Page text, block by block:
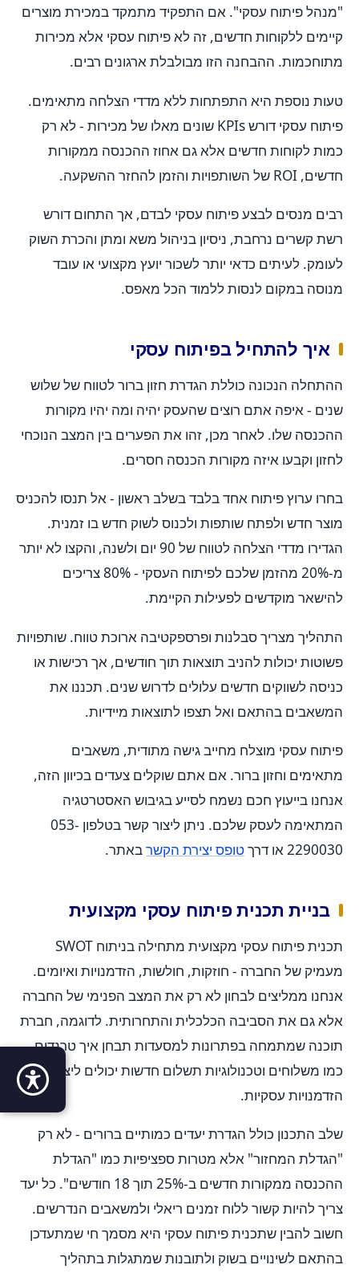
"מנהל פיתוח עסקי". אם התפקיד מתמקד במכירת מוצרים
קיימים ללקוחות חדשים, זה לא פיתוח עסקי אלא מכירות
מתוחכמות. ההבחנה הזו מבולבלת ארגונים רבים.
טעות נוספת היא התפתחות ללא מדדי הצלחה מתאימים.
פיתוח עסקי דורש KPIs שונים מאלו של מכירות - לא רק
כמות לקוחות חדשים אלא גם אחוז ההכנסה ממקורות
חדשים, ROI של השותפויות והזמן להחזר ההשקעה.
רבים מנסים לבצע פיתוח עסקי לבדם, אך התחום דורש
רשת קשרים נרחבת, ניסיון בניהול משא ומתן והכרת השוק
לעומק. לעיתים כדאי יותר לשכור יועץ מקצועי או עובד
מנוסה במקום לנסות ללמוד הכל מאפס.
איך להתחיל בפיתוח עסקי
ההתחלה הנכונה כוללת הגדרת חזון ברור לטווח של שלוש
שנים - איפה אתם רוצים שהעסק יהיה ומה יהיו מקורות
ההכנסה שלו. לאחר מכן, זהו את הפערים בין המצב הנוכחי
לחזון וקבעו איזה מקורות הכנסה חסרים.
בחרו ערוץ פיתוח אחד בלבד בשלב ראשון - אל תנסו להכניס
מוצר חדש ולפתח שותפות ולכנוס לשוק חדש בו זמנית.
הגדירו מדדי הצלחה לטווח של 90 יום ולשנה, והקצו לא יותר
מ-20% מהזמן שלכם לפיתוח העסקי - 80% צריכים
להישאר מוקדשים לפעילות הקיימת.
התהליך מצריך סבלנות ופרספקטיבה ארוכת טווח. שותפויות
פשוטות יכולות להניב תוצאות תוך חודשים, אך רכישות או
כניסה לשווקים חדשים עלולים לדרוש שנים. תכננו את
המשאבים בהתאם ואל תצפו לתוצאות מיידיות.
פיתוח עסקי מוצלח מחייב גישה מתודית, משאבים
מתאימים וחזון ברור. אם אתם שוקלים צעדים בכיוון הזה,
אנחנו בייעוץ חכם נשמח לסייע בגיבוש האסטרטגיה
המתאימה לעסק שלכם. ניתן ליצור קשר בטלפון 053-
2290030 או דרך
טופס יצירת הקשרבאתר.
בניית תכנית פיתוח עסקי מקצועית
תכנית פיתוח עסקי מקצועית מתחילה בניתוח SWOT
מעמיק של החברה - חוזקות, חולשות, הזדמנויות ואיומים.
אנחנו ממליצים לבחון לא רק את המצב הפנימי של החברה
אלא גם את הסביבה הכלכלית והתחרותית. לדוגמה, חברת
תוכנה שמתמחה בפתרונות למסעדות תבחן איך טרנדים
כמו משלוחים וטכנולוגיות תשלום חדשות יכולים ליצור
הזדמנויות עסקיות.
שלב התכנון כולל הגדרת יעדים כמותיים ברורים - לא רק
"הגדלת המחזור" אלא מטרות ספציפיות כמו "הגדלת
ההכנסה ממקורות חדשים ב-25% תוך 18 חודשים". כל יעד
צריך להיות קשור ללוח זמנים ריאלי ולמשאבים הנדרשים.
חשוב להבין שתכנית פיתוח עסקי היא מסמך חי שמתעדכן
בהתאם לשינויים בשוק ולתובנות שמתגלות בתהליך